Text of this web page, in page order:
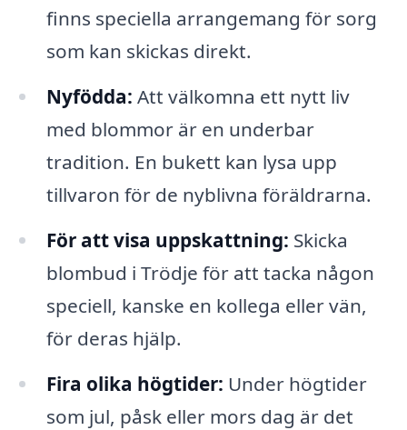
finns speciella arrangemang för sorg
som kan skickas direkt.
Nyfödda: Att välkomna ett nytt liv
med blommor är en underbar
tradition. En bukett kan lysa upp
tillvaron för de nyblivna föräldrarna.
För att visa uppskattning: Skicka
blombud i Trödje för att tacka någon
speciell, kanske en kollega eller vän,
för deras hjälp.
Fira olika högtider: Under högtider
som jul, påsk eller mors dag är det